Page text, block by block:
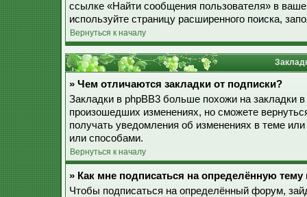
ссылке «Найти сообщения пользователя» в
используйте страницу расширенного поиска,
Вернуться к началу
» Чем отличаются закладки от подписки?
Закладки в phpBB3 больше похожи на
произошедших изменениях, но сможете
получать уведомления об изменениях в теме
или способами.
Вернуться к началу
» Как мне подписаться на определённую
Чтобы подписаться на определённый форум,